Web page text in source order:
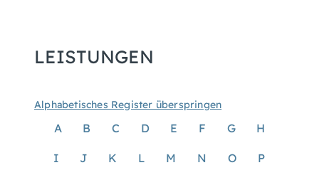
LEISTUNGEN
Alphabetisches Register überspringen
A B C D E F G H
I J K L M N O P